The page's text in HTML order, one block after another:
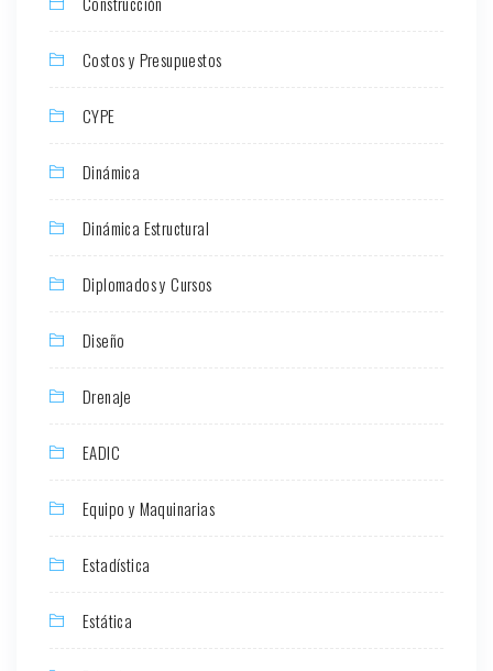
Costos y Presupuestos
CYPE
Dinámica
Dinámica Estructural
Diplomados y Cursos
Diseño
Drenaje
EADIC
Equipo y Maquinarias
Estadística
Estática